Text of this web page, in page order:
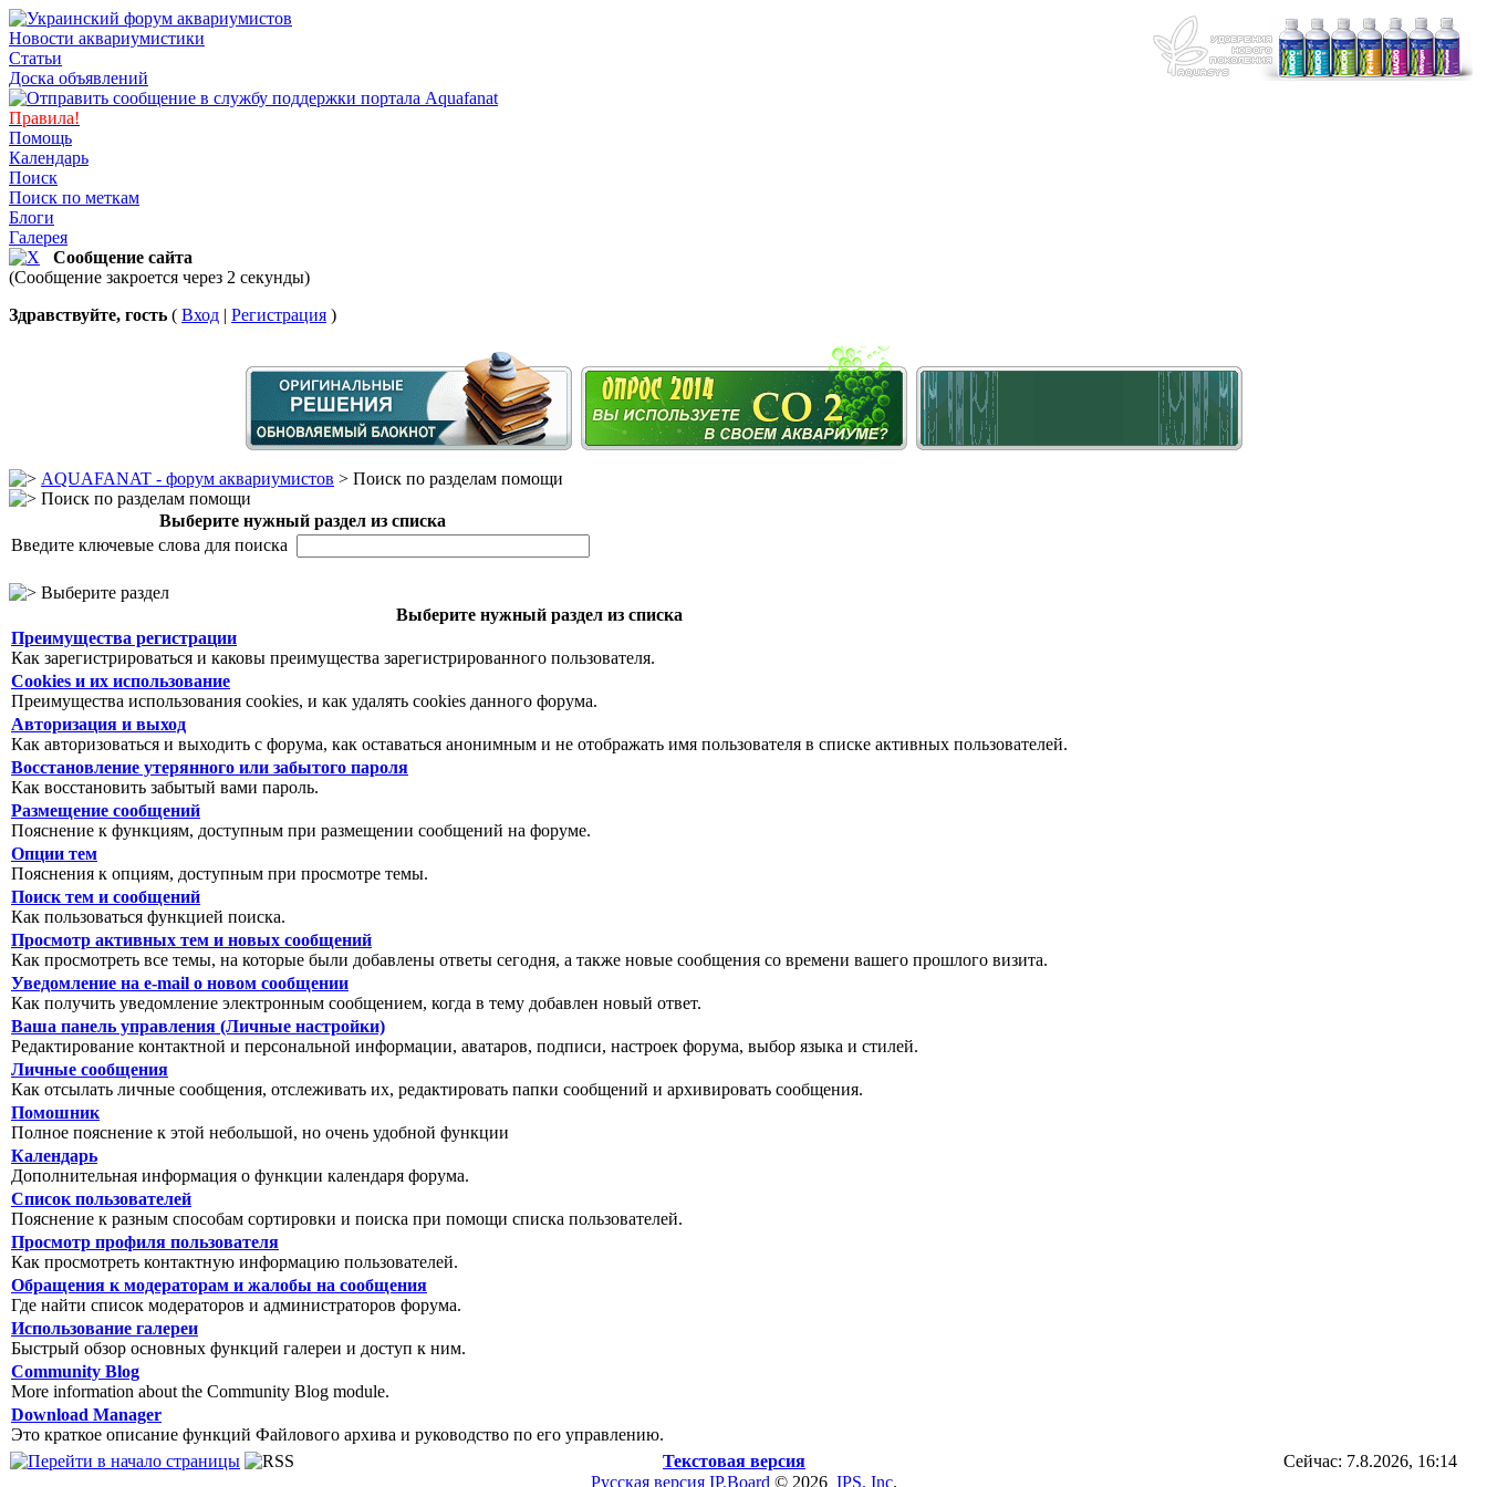
Новости аквариумистики
Статьи
Доска объявлений
Правила!
Помощь
Календарь
Поиск
Поиск по меткам
Блоги
Галерея
Сообщение сайта
(Сообщение закроется через 2 секунды)
Здравствуйте, гость ( Вход | Регистрация )
AQUAFANAT - форум аквариумистов > Поиск по разделам помощи
Поиск по разделам помощи
Выберите нужный раздел из списка
Введите ключевые слова для поиска
Выберите раздел
Выберите нужный раздел из списка
Преимущества регистрации
Как зарегистрироваться и каковы преимущества зарегистрированного пользователя.
Cookies и их использование
Преимущества использования cookies, и как удалять cookies данного форума.
Авторизация и выход
Как авторизоваться и выходить с форума, как оставаться анонимным и не отображать имя пользователя в списке активных пользователей.
Восстановление утерянного или забытого пароля
Как восстановить забытый вами пароль.
Размещение сообщений
Пояснение к функциям, доступным при размещении сообщений на форуме.
Опции тем
Пояснения к опциям, доступным при просмотре темы.
Поиск тем и сообщений
Как пользоваться функцией поиска.
Просмотр активных тем и новых сообщений
Как просмотреть все темы, на которые были добавлены ответы сегодня, а также новые сообщения со времени вашего прошлого визита.
Уведомление на е-mail о новом сообщении
Как получить уведомление электронным сообщением, когда в тему добавлен новый ответ.
Ваша панель управления (Личные настройки)
Редактирование контактной и персональной информации, аватаров, подписи, настроек форума, выбор языка и стилей.
Личные сообщения
Как отсылать личные сообщения, отслеживать их, редактировать папки сообщений и архивировать сообщения.
Помошник
Полное пояснение к этой небольшой, но очень удобной функции
Календарь
Дополнительная информация о функции календаря форума.
Список пользователей
Пояснение к разным способам сортировки и поиска при помощи списка пользователей.
Просмотр профиля пользователя
Как просмотреть контактную информацию пользователей.
Обращения к модераторам и жалобы на сообщения
Где найти список модераторов и администраторов форума.
Использование галереи
Быстрый обзор основных функций галереи и доступ к ним.
Community Blog
More information about the Community Blog module.
Download Manager
Это краткое описание функций Файлового архива и руководство по его управлению.
Текстовая версия
Сейчас: 7.8.2026, 16:14
Русская версия IP.Board © 2026 IPS, Inc.